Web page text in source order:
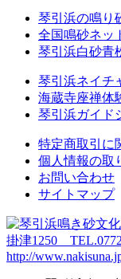
琴引浜の鳴り
全国鳴砂ネッ
琴引浜白砂青
琴引浜ネイチ
海蔵寺座禅体
琴引浜ガイド
特定商取引に
個人情報の取
お問い合わせ
サイトマップ